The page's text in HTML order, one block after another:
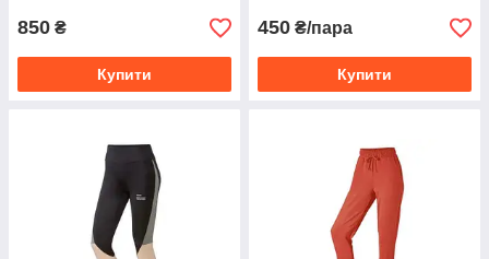
850 ₴
Купити
450 ₴/пара
Купити